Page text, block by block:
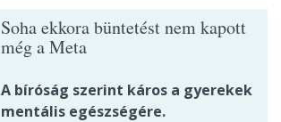
Soha ekkora büntetést nem kapott
még a Meta
A bíróság szerint káros a gyerekek
mentális egészségére.